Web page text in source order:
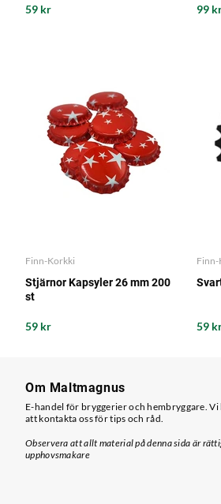
59 kr 99
Finn-Korkki
Stjärnor Kapsyler 26 mm 200
st
59 kr 59
Om Maltmagnus
E-handel för bryggerier och hembryggare.
att kontakta oss för tips och råd.
Observera att allt material på denna sida är
upphovsmakare